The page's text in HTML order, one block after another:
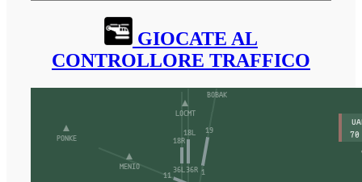
GIOCATE AL
CONTROLLORE TRAFFICO